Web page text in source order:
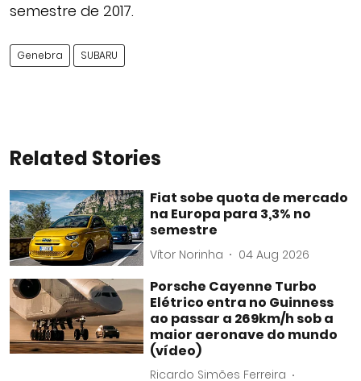
semestre de 2017.
Genebra SUBARU
Related Stories
Fiat sobe quota de mercado
na Europa para 3,3% no
semestre
Vítor Norinha 04 Aug 2026
Porsche Cayenne Turbo
Elétrico entra no Guinness
ao passar a 269km/h sob a
maior aeronave do mundo
(vídeo)
Ricardo Simões Ferreira